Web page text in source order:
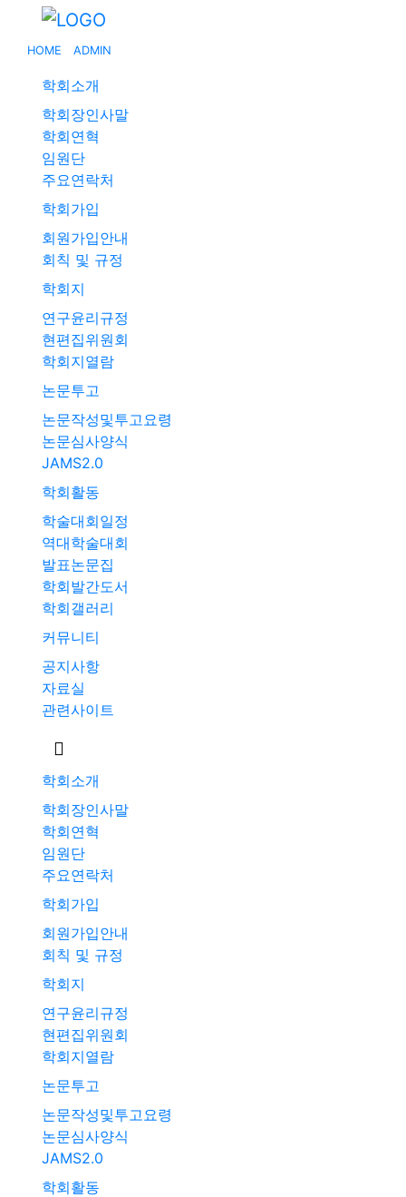
HOME ADMIN
학회소개
학회장인사말
학회연혁
임원단
주요연락처
학회가입
회원가입안내
회칙 및 규정
학회지
연구윤리규정
현편집위원회
학회지열람
논문투고
논문작성및투고요령
논문심사양식
JAMS2.0
학회활동
학술대회일정
역대학술대회
발표논문집
학회발간도서
학회갤러리
커뮤니티
공지사항
자료실
관련사이트
학회소개
학회장인사말
학회연혁
임원단
주요연락처
학회가입
회원가입안내
회칙 및 규정
학회지
연구윤리규정
현편집위원회
학회지열람
논문투고
논문작성및투고요령
논문심사양식
JAMS2.0
학회활동